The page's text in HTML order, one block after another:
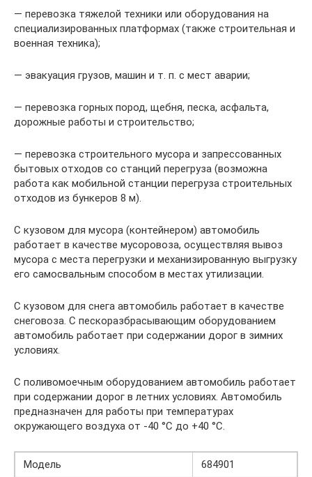
— перевозка тяжелой техники или оборудования на
специализированных платформах (также строительная и
военная техника);
— эвакуация грузов, машин и т. п. с мест аварии;
— перевозка горных пород, щебня, песка, асфальта,
дорожные работы и строительство;
— перевозка строительного мусора и запрессованных
бытовых отходов со станций перегруза (возможна
работа как мобильной станции перегруза строительных
отходов из бункеров 8 м).
С кузовом для мусора (контейнером) автомобиль
работает в качестве мусоровоза, осуществляя вывоз
мусора с места перегрузки и механизированную выгрузку
его самосвальным способом в местах утилизации.
С кузовом для снега автомобиль работает в качестве
снеговоза. С пескоразбрасывающим оборудованием
автомобиль работает при содержании дорог в зимних
условиях.
С поливомоечным оборудованием автомобиль работает
при содержании дорог в летних условиях. Автомобиль
предназначен для работы при температурах
окружающего воздуха от -40 °С до +40 °С.
Модель
684901